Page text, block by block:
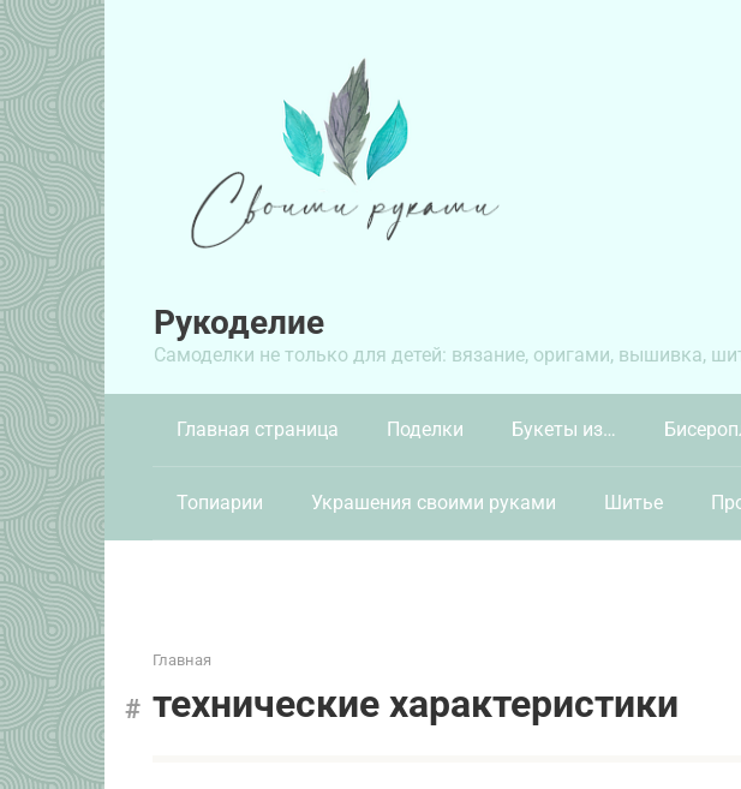
Перейти
к
контенту
Рукоделие
Самоделки не только для детей: вязание, оригами, вышивка,
Главная страница Поделки Букеты из…
Топиарии Украшения своими руками Шитье
Главная
технические характеристики